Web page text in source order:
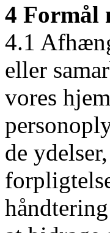
4 Formål
4.1
eller
vores
de